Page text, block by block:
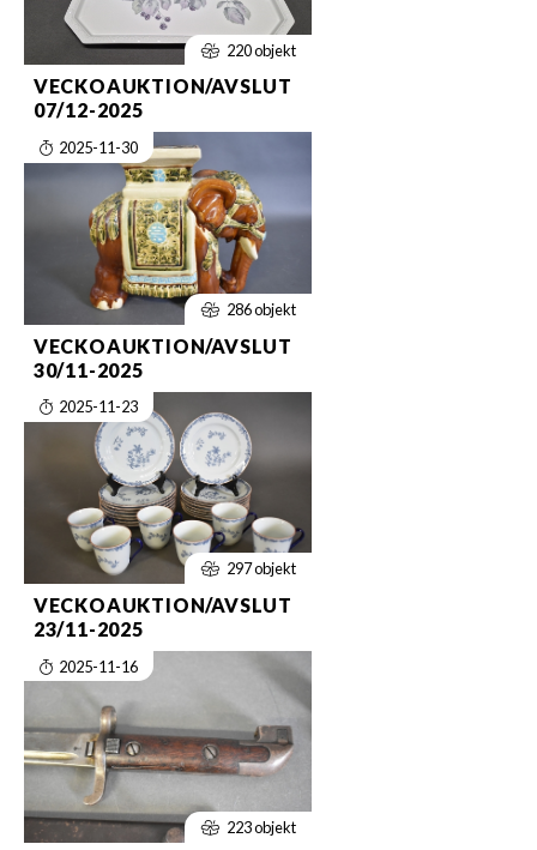
220 objekt
VECKOAUKTION/AVSLUT
07/12-2025
2025-11-30
286 objekt
VECKOAUKTION/AVSLUT
30/11-2025
2025-11-23
297 objekt
VECKOAUKTION/AVSLUT
23/11-2025
2025-11-16
223 objekt